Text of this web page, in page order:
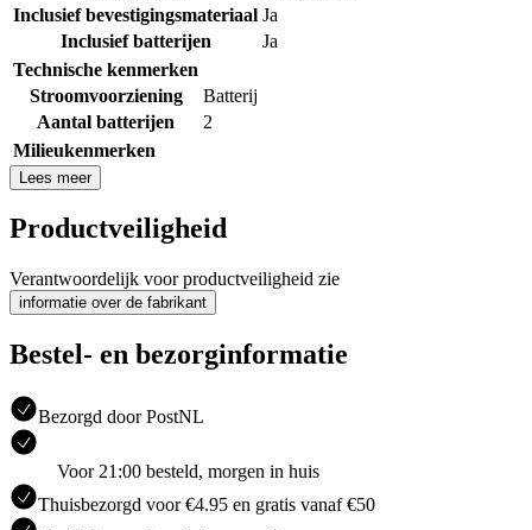
Inclusief bevestigingsmateriaal Ja
Inclusief batterijen
Ja
Technische kenmerken
Stroomvoorziening
Batterij
Aantal batterijen
2
Milieukenmerken
Lees meer
Productveiligheid
Verantwoordelijk voor productveiligheid zie
informatie over de fabrikant
Bestel- en bezorginformatie
Bezorgd door PostNL
Voor 21:00 besteld, morgen in huis
Thuisbezorgd voor €4.95 en gratis vanaf €50